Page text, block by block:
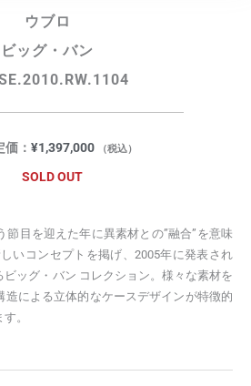
ウブロ
ビッグ・バン
価： ¥1,397,000 （税込）
SOLD OUT
節目を迎えた年に異素材との”融合”を意味
いコンセプトを掲げ、2005年に発表され
ッグ・バン コレクション。様々な素材を
造による立体的なケースデザインが特徴的
。